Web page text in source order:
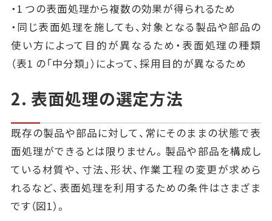
・1 つの表面処理から複数の効果が得られるため
・同じ表面処理を施しても、対象となる製品や部品の
使い方によって目的が異なるため・表面処理の種類
（表1 の「中分類」）によって、採用目的が異なるため
2. 表面処理の選定方法
既存の製品や部品に対して、常にそのままの状態で表
面処理ができるとは限りません。製品や部品を構成し
ている材質や、寸法、形状、作業工程の変更が求めら
れるなど、表面処理を利用するための条件はさまざま
です（図1）。